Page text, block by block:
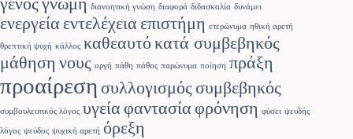
διανοητική γνώση διαφορά διδασκαλία δυνάμει
ενεργεία εντελέχεια επιστήμη ετερώνυμα ηθική αρετή
θρεπτική ψυχή κάλλος καθεαυτόκατά συμβεβηκός
μάθηση νους οργή πάθη πάθος παρώνυμα ποίηση πράξη
προαίρεση συλλογισμός συμβεβηκός
συμβουλευτικός λόγος υγεία φαντασία φρόνηση φύσει ψευδής
λόγος ψεύδος ψυχική αρετή όρεξη